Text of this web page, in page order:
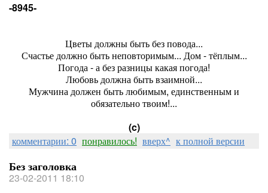
-8945-
Цветы должны быть без повода...
Счастье должно быть неповторимым... Дом - тёплым...
Погода - а без разницы какая погода!
Любовь должна быть взаимной...
Мужчина должен быть любимым, единственным и
обязательно твоим!...
(c)
комментарии: 0 понравилось! вверх^ к полной версии
Без заголовка
23-02-2011 18:10